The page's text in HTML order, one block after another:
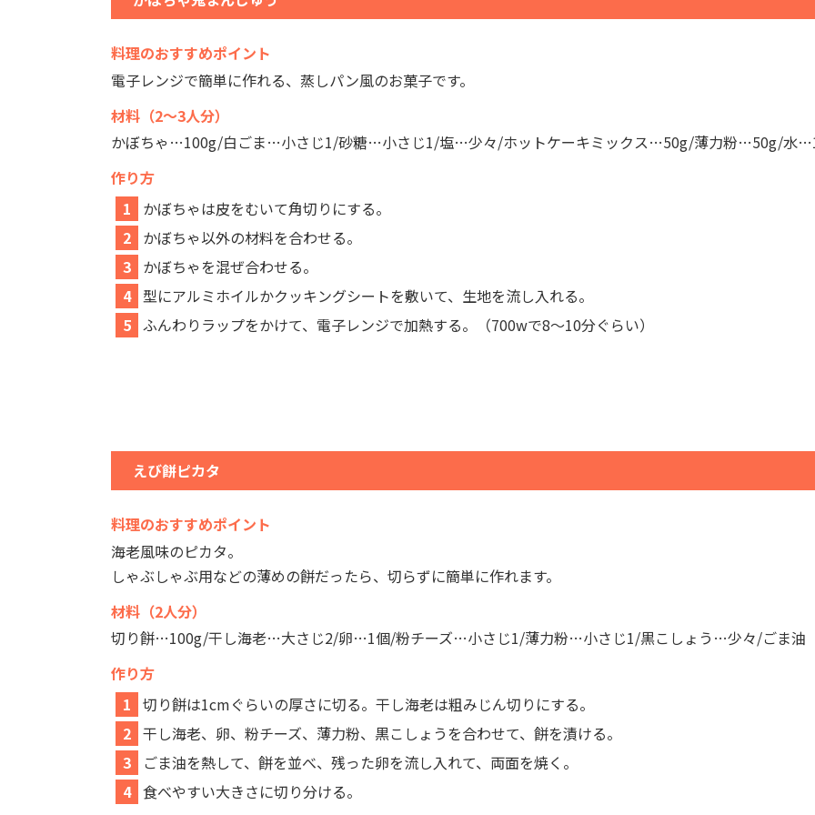
料理のおすすめポイント
電子レンジで簡単に作れる、蒸しパン風のお菓子です。
材料（2～3人分）
かぼちゃ…100g/白ごま…小さじ1/砂糖…小さじ1/塩…少々/ホットケーキミックス…50g/薄力粉…50g/水
作り方
1
かぼちゃは皮をむいて角切りにする。
2 かぼちゃ以外の材料を合わせる。
3 かぼちゃを混ぜ合わせる。
4 型にアルミホイルかクッキングシートを敷いて、生地を流し入れる。
5 ふんわりラップをかけて、電子レンジで加熱する。（700wで8～10分ぐらい）
えび餅ピカタ
料理のおすすめポイント
海老風味のピカタ。
しゃぶしゃぶ用などの薄めの餅だったら、切らずに簡単に作れます。
材料（2人分）
切り餅…100g/干し海老…大さじ2/卵…1個/粉チーズ…小さじ1/薄力粉…小さじ1/黒こしょう…少々/ごま油
作り方
1 切り餅は1cmぐらいの厚さに切る。干し海老は粗みじん切りにする。
2 干し海老、卵、粉チーズ、薄力粉、黒こしょうを合わせて、餅を漬ける。
3
ごま油を熱して、餅を並べ、残った卵を流し入れて、両面を焼く。
4 食べやすい大きさに切り分ける。